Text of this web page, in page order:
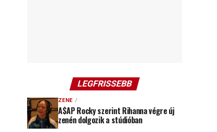
LEGFRISSEBB
ZENE
A$AP Rocky szerint Rihanna végre új
zenén dolgozik a stúdióban